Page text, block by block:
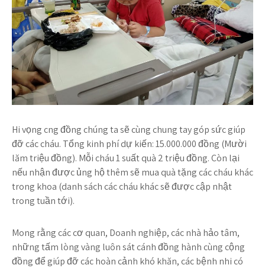
Hi vọng cng đồng chúng ta sẽ cùng chung tay góp sức giúp
đỡ các cháu. Tổng kinh phí dự kiến: 15.000.000 đồng (Mười
lăm triệu đồng). Mỗi cháu 1 suất quà 2 triệu đồng. Còn lại
nếu nhận được ủng hộ thêm sẽ mua quà tặng các cháu khác
trong khoa (danh sách các cháu khác sẽ được cập nhật
trong tuần tới).
Mong rằng các cơ quan, Doanh nghiệp, các nhà hảo tâm,
những tấm lòng vàng luôn sát cánh đồng hành cùng cộng
đồng để giúp đỡ các hoàn cảnh khó khăn, các bệnh nhi có